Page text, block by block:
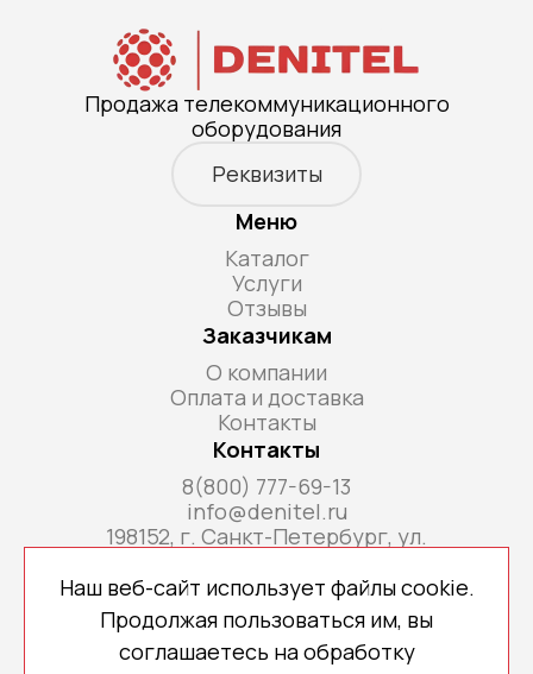
Продажа телекоммуникационного
оборудования
Реквизиты
Меню
Каталог
Услуги
Отзывы
Заказчикам
О компании
Оплата и доставка
Контакты
Контакты
8(800) 777-69-13
info@denitel.ru
198152, г. Санкт-Петербург, ул.
Н, ком. офис 213А
Наш веб-сайт использует файлы cookie.
Продолжая пользоваться им, вы
соглашаетесь на обработку